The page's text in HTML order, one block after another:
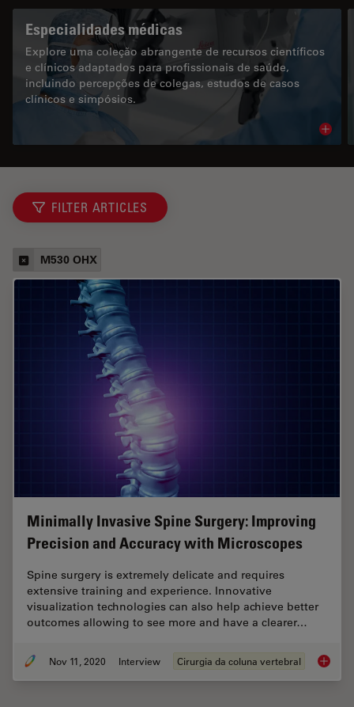
Especialidades médicas
Explore uma coleção abrangente de recursos científicos
e clínicos adaptados para profissionais de saúde,
incluindo percepções de colegas, estudos de casos
clínicos e simpósios.
FILTER ARTICLES
M530 OHX
Minimally Invasive Spine Surgery: Improving
Precision and Accuracy with Microscopes
Spine surgery is extremely delicate and requires
extensive training and experience. Innovative
visualization technologies can also help achieve better
outcomes allowing to see more and have a clearer…
Nov 11, 2020 Interview Cirurgia da coluna vertebral